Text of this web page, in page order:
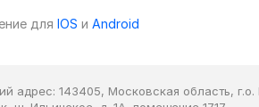
для IOS и Android
адрес: 143405, Московская область, г.о.